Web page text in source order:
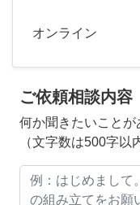
オンライン
ご依頼相談内容
何か聞きたいこと
（文字数は500字以